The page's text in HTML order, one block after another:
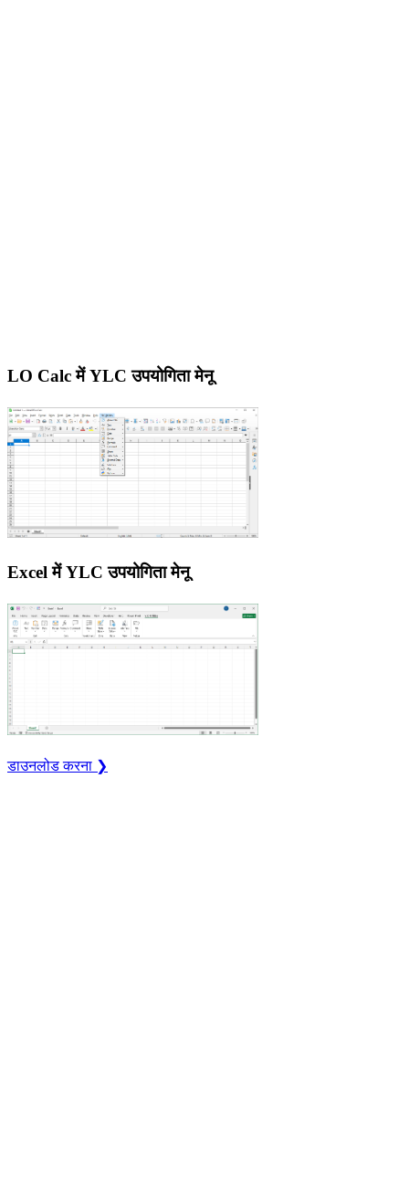
LO Calc में YLC उपयोगिता मेनू
Excel में YLC उपयोगिता मेनू
डाउनलोड करना ❯